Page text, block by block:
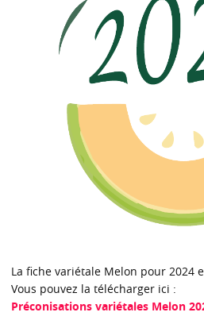
La fiche variétale Melon pour 2024
Vous pouvez la télécharger ici :
Préconisations variétales Melon